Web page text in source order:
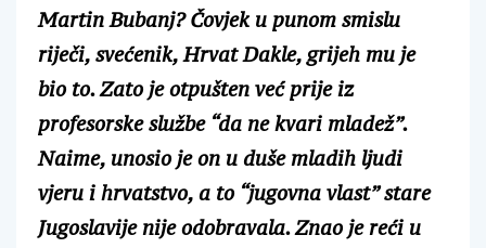
Martin Bubanj? Čovjek u punom smislu
riječi, svećenik, Hrvat Dakle, grijeh mu je
bio to. Zato je otpušten već prije iz
profesorske službe “da ne kvari mladež”.
Naime, unosio je on u duše mladih ljudi
vjeru i hrvatstvo, a to “jugovna vlast” stare
Jugoslavije nije odobravala. Znao je reći u